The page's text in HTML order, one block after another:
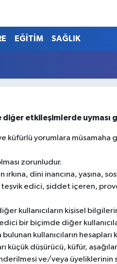
EĞİTİM SAĞLIK
diğer etkileşimlerde uyması
küfürlü yorumlara
zorunludur.
ırkına, dini inancına,
edici, şiddet içeren,
kullanıcıların kişisel
bir biçimde diğer
bulunan kullanıcıların hesapları
küçük düşürücü, küfür,
ve/veya üyeliklerinin